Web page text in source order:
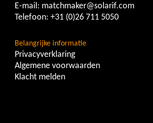
E-mail: matchmaker@solarif.com
Telefoon: +31 (0)26 711 5050
Belangrijke informatie
Privacyverklaring
Algemene voorwaarden
Klacht melden